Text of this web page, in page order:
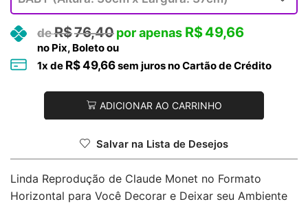
R$76,40 R$49,66
no Pix, Boleto ou
1x de R$49,66sem juros no Cartão de Crédito
ADICIONAR AO CARRINHO
Salvar na Lista de Desejos
Linda Reprodução de Claude Monet no Formato
Horizontal para Você Decorar e Deixar seu Ambiente